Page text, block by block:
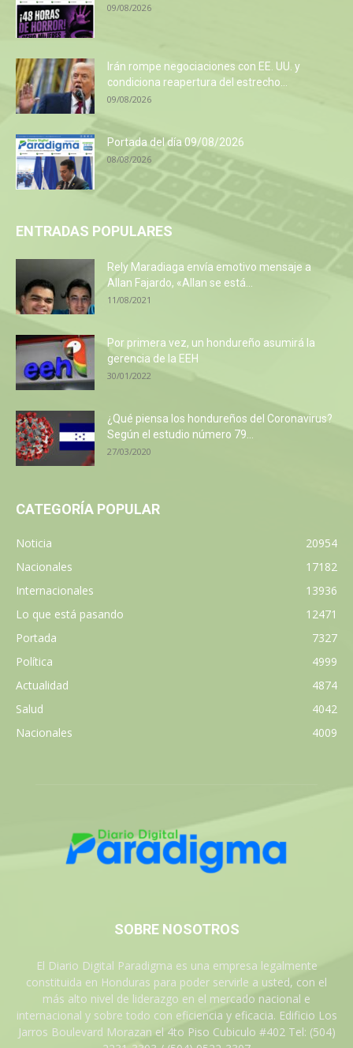
09/08/2026
Irán rompe negociaciones con EE. UU. y
condiciona reapertura del estrecho...
09/08/2026
Portada del día 09/08/2026
08/08/2026
ENTRADAS POPULARES
Rely Maradiaga envía emotivo mensaje a
Allan Fajardo, «Allan se está...
11/08/2021
Por primera vez, un hondureño asumirá la
gerencia de la EEH
30/01/2022
¿Qué piensa los hondureños del Coronavirus?
Según el estudio número 79...
27/03/2020
CATEGORÍA POPULAR
Noticia
20954
Nacionales
17182
Internacionales
13936
Lo que está pasando
12471
Portada
7327
Política
4999
Actualidad
4874
Salud
4042
Nacionales
4009
SOBRE NOSOTROS
El Diario Digital Paradigma es una empresa legalmente
constituida en Honduras para poder servirle a usted, con el
más alto nivel de liderazgo en el mercado nacional e
internacional y sobre todo con eficiencia y eficacia. Edificio Los
Jarros Boulevard Morazan el 4to Piso Cubiculo #402 Tel: (504)